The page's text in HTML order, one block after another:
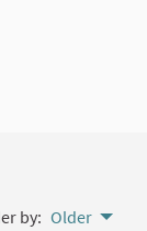
by: Older